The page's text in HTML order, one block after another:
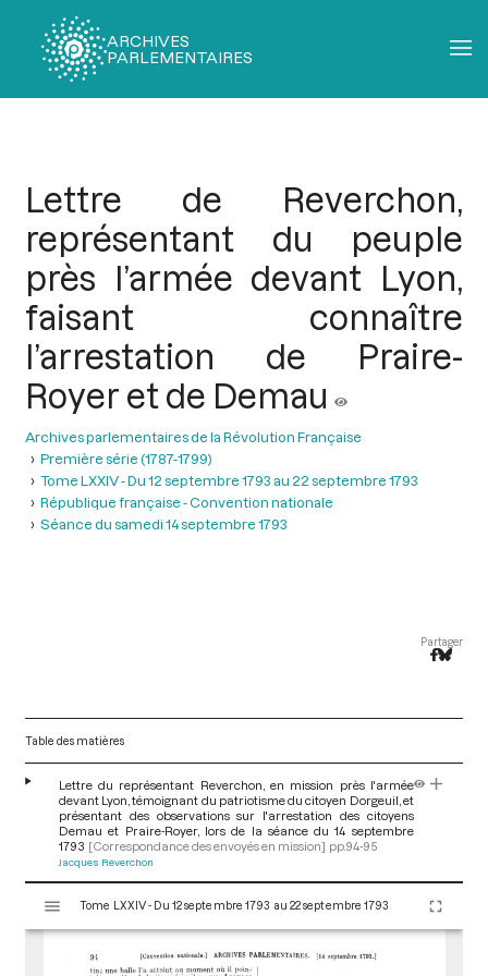
ARCHIVES
PARLEMENTAIRES
Lettre de Reverchon,
représentant du peuple
près l’armée devant Lyon,
faisant connaître
l’arrestation de Praire-
Royer et de Demau
Archives parlementaires de la Révolution Française
Première série (1787-1799)
Tome LXXIV - Du 12 septembre 1793 au 22 septembre 1793
République française - Convention nationale
Séance du samedi 14 septembre 1793
Partager
Table des matières
Lettre du représentant Reverchon, en mission près l'armée
devant Lyon, témoignant du patriotisme du citoyen Dorgeuil, et
présentant des observations sur l'arrestation des citoyens
Demau et Praire-Royer, lors de la séance du 14 septembre
1793 [Correspondance des envoyés en mission] pp.94-95
Jacques Reverchon
s
Tome LXXIV - Du 12 septembre 1793 au 22 septembre 1793